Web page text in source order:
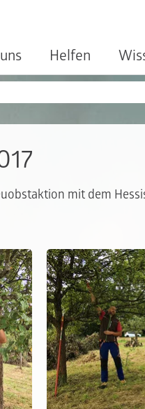
Helfen
mit dem